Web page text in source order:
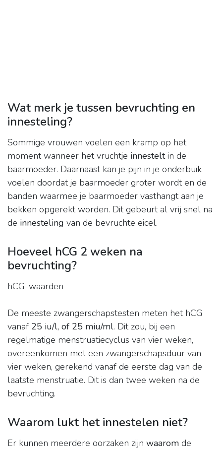
Wat merk je tussen bevruchting en
innesteling?
Sommige vrouwen voelen een kramp op het
moment wanneer het vruchtje innesteltin de
baarmoeder. Daarnaast kan je pijn in je onderbuik
voelen doordat je baarmoeder groter wordt en de
banden waarmee je baarmoeder vasthangt aan je
bekken opgerekt worden. Dit gebeurt al vrij snel na
de innesteling van de bevruchte eicel.
Hoeveel hCG 2 weken na
bevruchting?
hCG-waarden
De meeste zwangerschapstesten meten het hCG
vanaf 25 iu/l, of 25 miu/ml. Dit zou, bij een
regelmatige menstruatiecyclus van vier weken,
overeenkomen met een zwangerschapsduur van
vier weken, gerekend vanaf de eerste dag van de
laatste menstruatie. Dit is dan twee weken na de
bevruchting.
Waarom lukt het innestelen niet?
Er kunnen meerdere oorzaken zijn waarom de